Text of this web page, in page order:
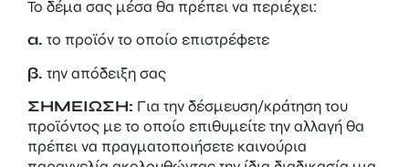
Το δέμα σας μέσα θα πρέπει να περιέχει:
α. το προϊόν το οποίο επιστρέφετε
β. την απόδειξη σας
ΣΗΜΕΙΩΣΗ: Για την δέσμευση/κράτηση του
προϊόντος με το οποίο επιθυμείτε την αλλαγή θα
πρέπει να πραγματοποιήσετε καινούρια